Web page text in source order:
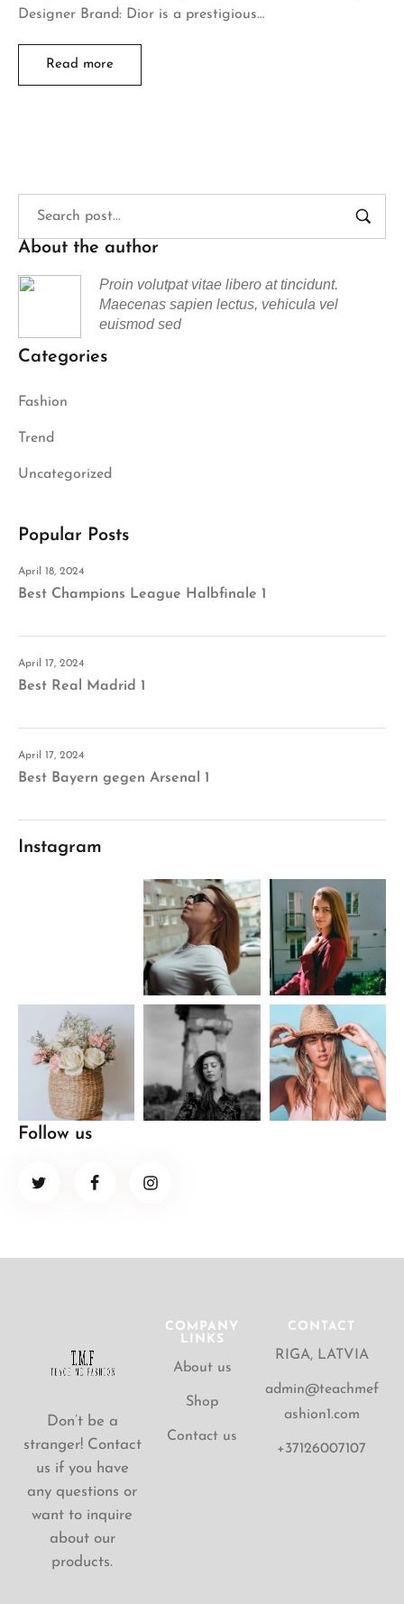
Designer Brand: Dior is a prestigious…
Read more
About the author
Proin volutpat vitae libero at tincidunt.
Maecenas sapien lectus, vehicula vel
euismod sed
Categories
Fashion
Trend
Uncategorized
Popular Posts
April 18, 2024
Best Champions League Halbfinale 1
April 17, 2024
Best Real Madrid 1
April 17, 2024
Best Bayern gegen Arsenal 1
Instagram
Follow us
Don’t be a
stranger! Contact
us if you have
any questions or
want to inquire
about our
products.
COMPANY
LINKS
About us
Shop
Contact us
CONTACT
RIGA, LATVIA
admin@teachmef
ashion1.com
+37126007107